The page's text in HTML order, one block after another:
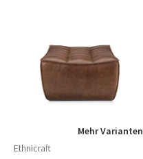
Mehr Varianten
Ethnicraft